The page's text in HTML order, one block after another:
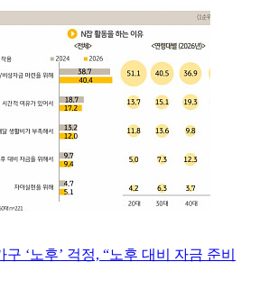
구 ‘노후’ 걱정, “노후 대비 자금 준비